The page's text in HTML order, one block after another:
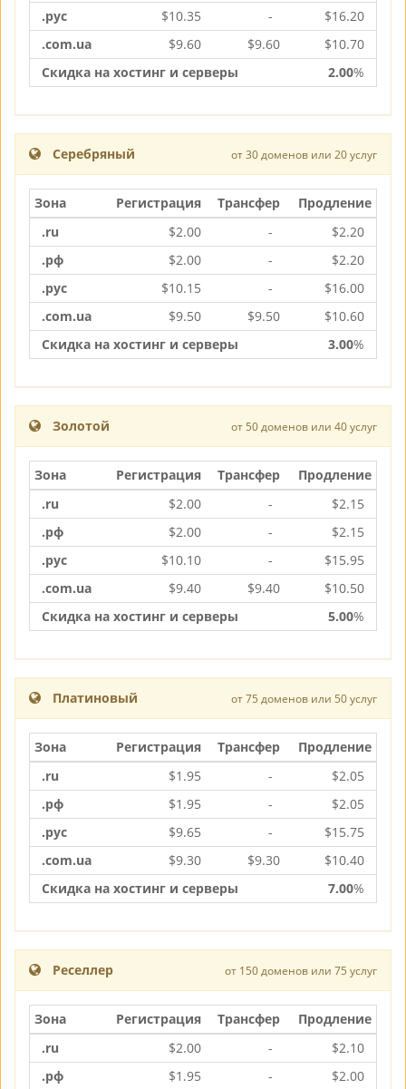
.рус
$10.35 - $16.20
.com.ua
$9.60 $9.60 $10.70
Скидка на хостинг и серверы
2.00%
Серебряный от 30 доменов или 20 услуг
Зона Регистрация Трансфер
Продление
.ru
$2.00 - $2.20
.рф
$2.00 - $2.20
.рус
$10.15 - $16.00
.com.ua
$9.50 $9.50 $10.60
Скидка на хостинг и серверы
3.00%
Золотой от 50 доменов или 40 услуг
Зона Регистрация Трансфер
Продление
.ru
$2.00 - $2.15
.рф
$2.00 - $2.15
.рус
$10.10 - $15.95
.com.ua
$9.40 $9.40 $10.50
Скидка на хостинг и серверы
5.00%
Платиновый от 75 доменов или 50 услуг
Зона Регистрация Трансфер
Продление
.ru
$1.95 - $2.05
.рф
$1.95 - $2.05
.рус
$9.65 - $15.75
.com.ua
$9.30 $9.30 $10.40
Скидка на хостинг и серверы
7.00%
Реселлер от 150 доменов или 75 услуг
Зона Регистрация Трансфер
Продление
.ru
$2.00 - $2.10
.рф
$1.95 - $2.00